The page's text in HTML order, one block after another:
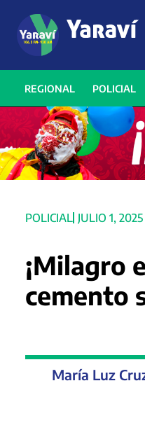
REGIONAL POLICIAL
POLICIAL JULIO 1, 2025
¡Milagro
cemento
María Luz